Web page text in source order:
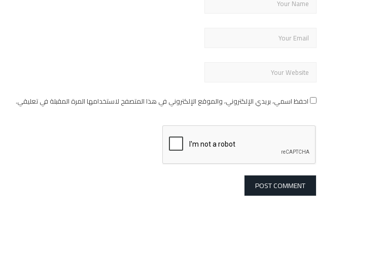
احفظ اسمي، بريدي الإلكتروني، والموقع الإلكتروني في هذا المتصفح لاستخدامها المرة المقبلة في تعليقي.